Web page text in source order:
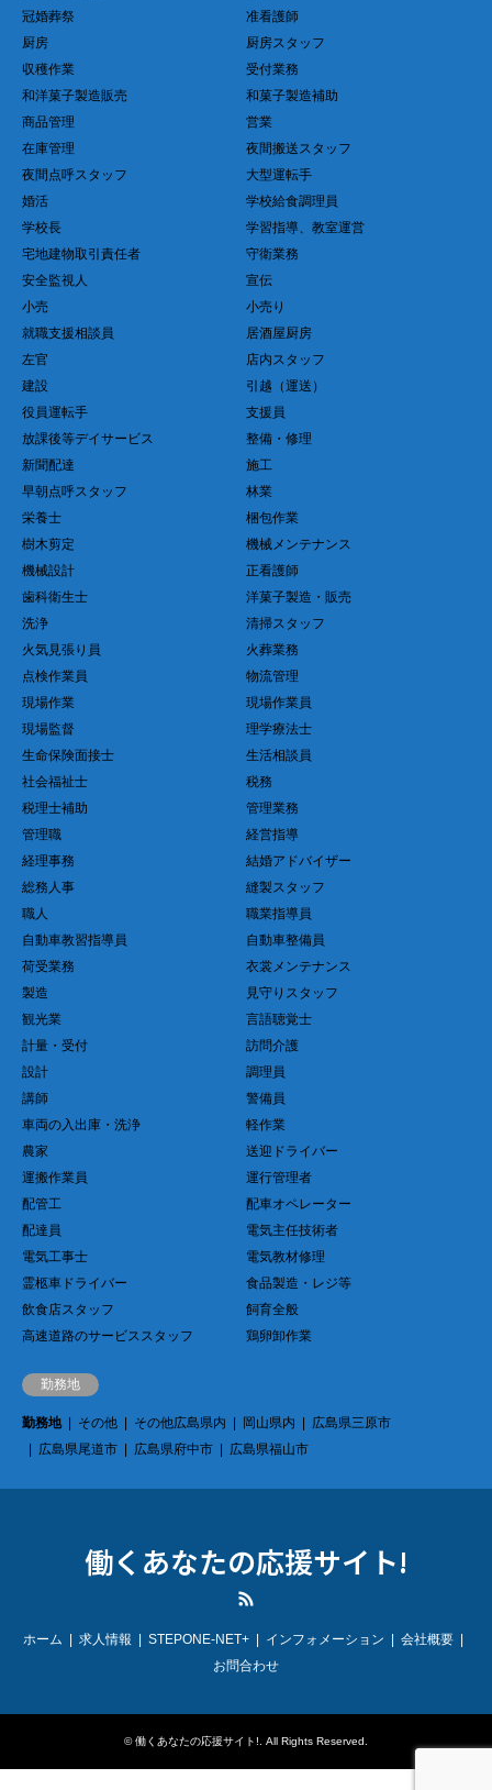
冠婚葬祭
准看護師
厨房
厨房スタッフ
収穫作業
受付業務
和洋菓子製造販売
和菓子製造補助
商品管理
営業
在庫管理
夜間搬送スタッフ
夜間点呼スタッフ
大型運転手
婚活
学校給食調理員
学校長
学習指導、教室運営
宅地建物取引責任者
守衛業務
安全監視人
宣伝
小売
小売り
就職支援相談員
居酒屋厨房
左官
店内スタッフ
建設
引越（運送）
役員運転手
支援員
放課後等デイサービス
整備・修理
新聞配達
施工
早朝点呼スタッフ
林業
栄養士
梱包作業
樹木剪定
機械メンテナンス
機械設計
正看護師
歯科衛生士
洋菓子製造・販売
洗浄
清掃スタッフ
火気見張り員
火葬業務
点検作業員
物流管理
現場作業
現場作業員
現場監督
理学療法士
生命保険面接士
生活相談員
社会福祉士
税務
税理士補助
管理業務
管理職
経営指導
経理事務
結婚アドバイザー
総務人事
縫製スタッフ
職人
職業指導員
自動車教習指導員
自動車整備員
荷受業務
衣裳メンテナンス
製造
見守りスタッフ
観光業
言語聴覚士
計量・受付
訪問介護
設計
調理員
講師
警備員
車両の入出庫・洗浄
軽作業
農家
送迎ドライバー
運搬作業員
運行管理者
配管工
配車オペレーター
配達員
電気主任技術者
電気工事士
電気教材修理
霊柩車ドライバー
食品製造・レジ等
飲食店スタッフ
飼育全般
高速道路のサービススタッフ
鶏卵卸作業
勤務地
勤務地 その他 その他広島県内 岡山県内
広島県三原市
広島県尾道市
広島県府中市 広島県福山市
働くあなたの応援サイト!
ホーム 求人情報 STEPONE-NET+ インフォメーション
会社概要
お問合わせ
©働くあなたの応援サイト!. All Rights Reserved.